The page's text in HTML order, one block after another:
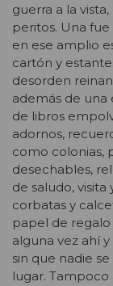
guerra a la
peritos. Una
en ese amplio
cartón y
desorden
además de una
de libros
adornos,
como colonias,
desechables,
de saludo, visita
corbatas y
papel de
alguna vez ahí
sin que nadie
lugar.